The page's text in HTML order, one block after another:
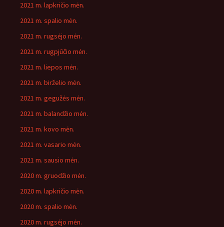
2021 m. lapkričio mėn.
2021 m. spalio mėn.
2021 m. rugsėjo mėn.
2021 m. rugpjūčio mėn.
2021 m. liepos mėn.
2021 m. birželio mėn.
2021 m. gegužės mėn.
2021 m. balandžio mėn.
2021 m. kovo mėn.
2021 m. vasario mėn.
2021 m. sausio mėn.
2020 m. gruodžio mėn.
2020 m. lapkričio mėn.
2020 m. spalio mėn.
2020 m. rugsėjo mėn.